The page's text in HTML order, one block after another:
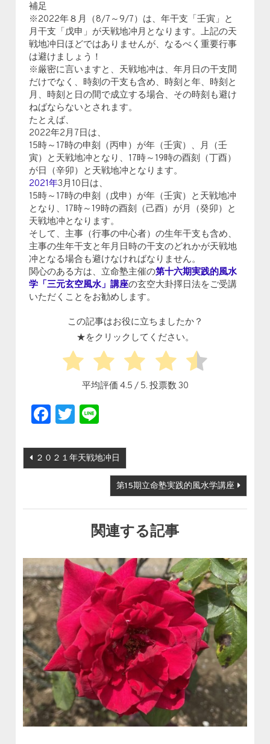
補足
※2022年８月（8/7～9/7）は、年干支「壬寅」と
月干支「戊申」が天戦地冲月となります。上記の天
戦地冲日ほどではありませんが、なるべく重要行事
は避けましょう！
※厳密に言いますと、天戦地冲は、年月日の干支間
だけでなく、時刻の干支も含め、時刻と年、時刻と
月、時刻と日の間で成立する場合、その時刻も避け
ねばならないとされます。
たとえば、
2022年2月7日は、
15時～17時の申刻（丙申）が年（壬寅）、月（壬
寅）と天戦地冲となり、17時～19時の酉刻（丁酉）
が日（辛卯）と天戦地冲となります。
2021年3月10日は、
15時～17時の申刻（戊申）が年（壬寅）と天戦地冲
となり、17時～19時の酉刻（己酉）が月（癸卯）と
天戦地冲となります。
そして、主事（行事の中心者）の生年干支も含め、
主事の生年干支と年月日時の干支のどれかが天戦地
冲となる場合も避けなければなりません。
関心のある方は、立命塾主催の第十六期実践的風水
学「三元玄空風水」講座の玄空大卦擇日法をご受講
いただくことをお勧めします。
この記事はお役に立ちましたか？
★をクリックしてください。
平均評価 4.5 / 5. 投票数30
Facebook
Twitter
投稿ナビゲーション
２０２１年天戦地冲日
第15期立命塾実践的風水学講座
関連する記事